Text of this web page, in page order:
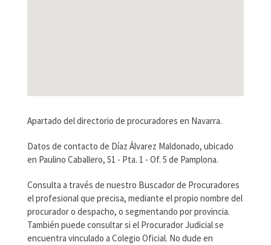
Apartado del directorio de procuradores en Navarra.
Datos de contacto de Díaz Álvarez Maldonado, ubicado
en Paulino Caballero, 51 - Pta. 1 - Of. 5 de Pamplona.
Consulta a través de nuestro Buscador de Procuradores
el profesional que precisa, mediante el propio nombre del
procurador o despacho, o segmentando por provincia.
También puede consultar si el Procurador Judicial se
encuentra vinculado a Colegio Oficial. No dude en